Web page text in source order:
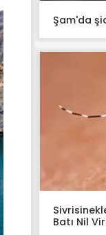
Şam'da
Batı Nil